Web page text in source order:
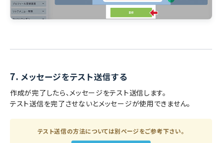
7. メッセージをテスト送信する
作成が完了したら、メッセージをテスト送信します。
テスト送信を完了させないとメッセージが使用できません。
テスト送信の方法については別ページをご参考下さい。